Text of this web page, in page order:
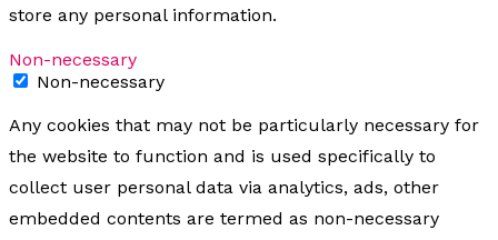
store any personal information.
Non-necessary
Non-necessary
Any cookies that may not be particularly necessary for
the website to function and is used specifically to
collect user personal data via analytics, ads, other
embedded contents are termed as non-necessary